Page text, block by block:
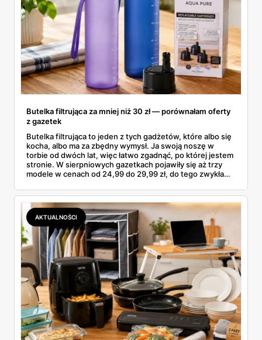
Butelka filtrująca za mniej niż 30 zł — porównałam oferty
z gazetek
Butelka filtrująca to jeden z tych gadżetów, które albo się
kocha, albo ma za zbędny wymysł. Ja swoją noszę w
torbie od dwóch lat, więc łatwo zgadnąć, po której jestem
stronie. W sierpniowych gazetkach pojawiły się aż trzy
modele w cenach od 24,99 do 29,99 zł, do tego zwykła
wszystkie oferty i policzyłam, kiedy taki zakup faktycznie
się opłaca.
AKTUALNOŚCI